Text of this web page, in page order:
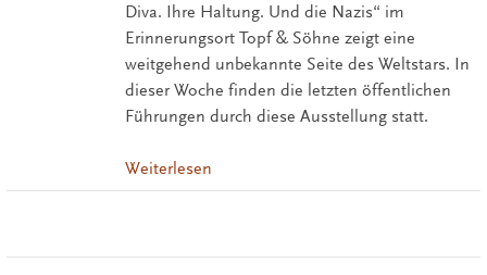
Diva. Ihre Haltung. Und die Nazis“ im
Erinnerungsort Topf & Söhne zeigt eine
weitgehend unbekannte Seite des Weltstars. In
dieser Woche finden die letzten öffentlichen
Führungen durch diese Ausstellung statt.
Weiterlesen